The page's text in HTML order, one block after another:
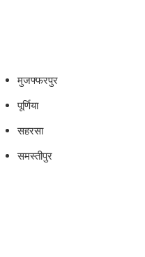
मुजफ्फरपुर
पूर्णिया
सहरसा
समस्तीपुर